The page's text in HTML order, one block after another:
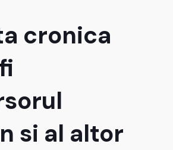
cronica
si al altor